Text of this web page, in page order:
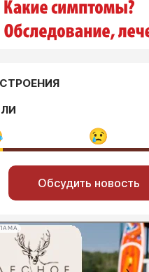
Обсудить новость